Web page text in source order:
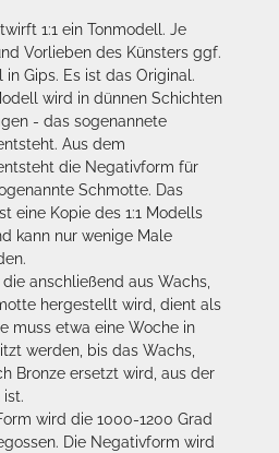
1:1 ein Tonmodell. Je
Vorlieben des Künsters ggf.
Gips. Es ist das Original.
wird in dünnen Schichten
- das sogenannete
Aus dem
die Negativform für
Schmotte. Das
eine Kopie des 1:1 Modells
kann nur wenige Male
anschließend aus Wachs,
hergestellt wird, dient als
muss etwa eine Woche in
werden, bis das Wachs,
Bronze ersetzt wird, aus der
ist.
wird die 1000-1200 Grad
Die Negativform wird